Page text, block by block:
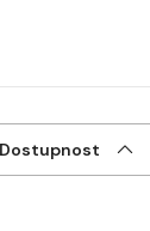
Dostupnost